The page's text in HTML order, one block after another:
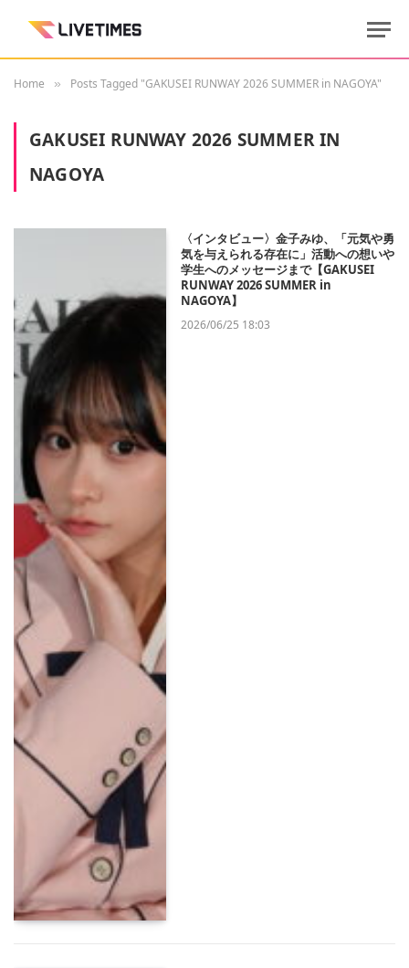
Home » Posts Tagged "GAKUSEI RUNWAY 2026 SUMMER in NAGOYA"
GAKUSEI RUNWAY 2026 SUMMER IN
NAGOYA
〈インタビュー〉金子みゆ、「元気や勇
気を与えられる存在に」活動への想いや
学生へのメッセージまで【GAKUSEI
RUNWAY 2026 SUMMER in
NAGOYA】
2026/06/25 18:03